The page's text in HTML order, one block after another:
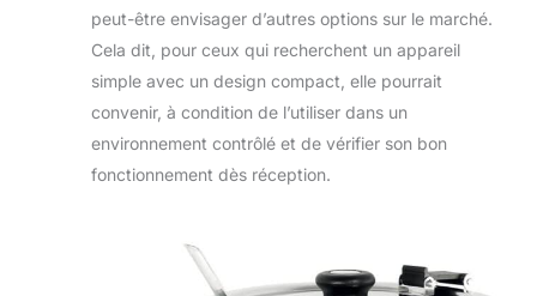
peut-être envisager d’autres options sur le marché.
Cela dit, pour ceux qui recherchent un appareil
simple avec un design compact, elle pourrait
convenir, à condition de l’utiliser dans un
environnement contrôlé et de vérifier son bon
fonctionnement dès réception.